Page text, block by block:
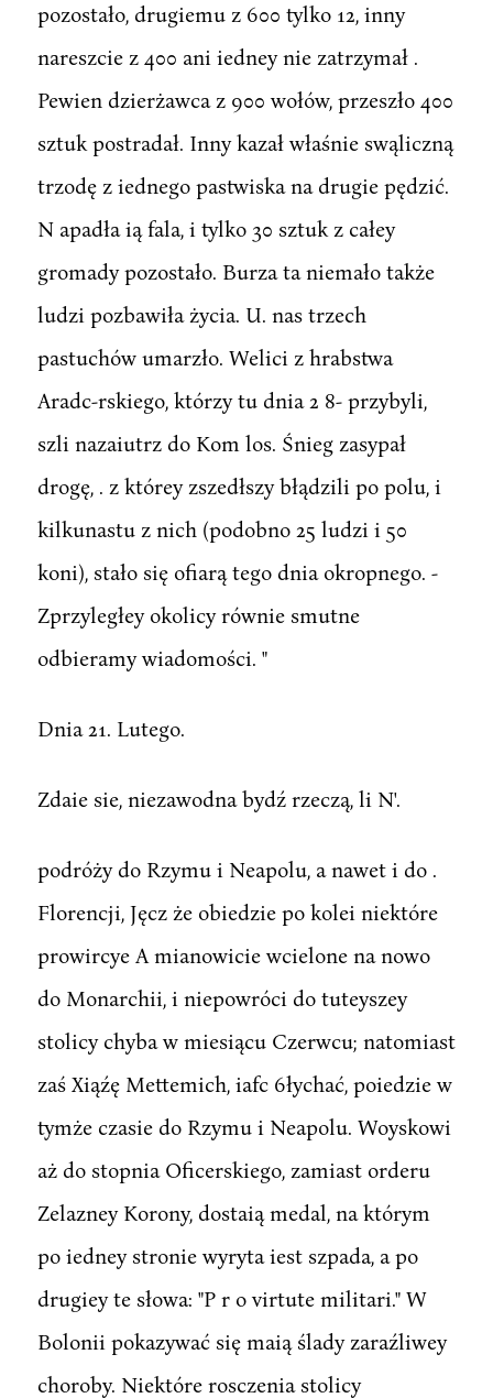
pozostało, drugiemu z 600 tylko 12, inny
nareszcie z 400 ani iedney nie zatrzymał .
Pewien dzierżawca z 900 wołów, przeszło 400
sztuk postradał. Inny kazał właśnie swąliczną
trzodę z iednego pastwiska na drugie pędzić.
N apadła ią fala, i tylko 30 sztuk z całey
gromady pozostało. Burza ta niemało także
ludzi pozbawiła życia. U. nas trzech
pastuchów umarzło. Welici z hrabstwa
Aradc-rskiego, którzy tu dnia 2 8- przybyli,
szli nazaiutrz do Kom los. Śnieg zasypał
drogę, . z którey zszedłszy błądzili po polu, i
kilkunastu z nich (podobno 25 ludzi i 50
koni), stało się ofiarą tego dnia okropnego. -
Zprzyległey okolicy równie smutne
odbieramy wiadomości. "
Dnia 21. Lutego.
Zdaie sie, niezawodna bydź rzeczą, li N'.
podróży do Rzymu i Neapolu, a nawet i do .
Florencji, Jęcz że obiedzie po kolei niektóre
prowircye A mianowicie wcielone na nowo
do Monarchii, i niepowróci do tuteyszey
stolicy chyba w miesiącu Czerwcu; natomiast
zaś Xiąźę Mettemich, iafc 6łychać, poiedzie w
tymże czasie do Rzymu i Neapolu. Woyskowi
aż do stopnia Oficerskiego, zamiast orderu
Zelazney Korony, dostaią medal, na którym
po iedney stronie wyryta iest szpada, a po
drugiey te słowa: "P r o virtute militari." W
Bolonii pokazywać się maią ślady zaraźliwey
choroby. Niektóre rosczenia stolicy